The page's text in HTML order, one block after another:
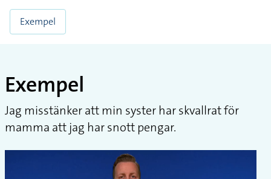
Exempel
Exempel
Jag misstänker att min syster har skvallrat för
mamma att jag har snott pengar.